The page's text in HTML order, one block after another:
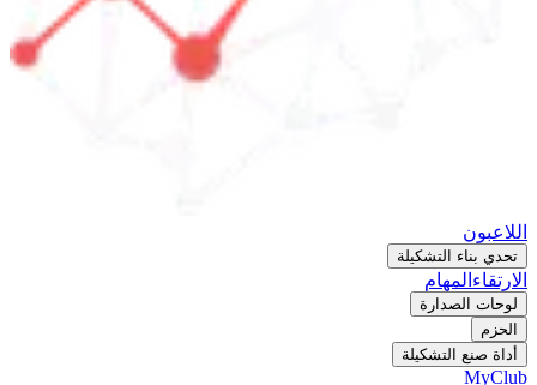
اللاعبون
تحدي بناء التشكيلة
الارتقاء المهام
لوحات الصدارة
الحزم
أداة صنع التشكيلة
MyClub